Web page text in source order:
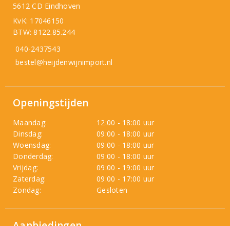
5612 CD Eindhoven
KvK: 17046150
BTW: 8122.85.244
040-2437543
bestel@heijdenwijnimport.nl
Openingstijden
Maandag:
12:00 - 18:00 uur
Dinsdag:
09:00 - 18:00 uur
Woensdag:
09:00 - 18:00 uur
Donderdag:
09:00 - 18:00 uur
Vrijdag:
09:00 - 19:00 uur
Zaterdag:
09:00 - 17:00 uur
Zondag:
Gesloten